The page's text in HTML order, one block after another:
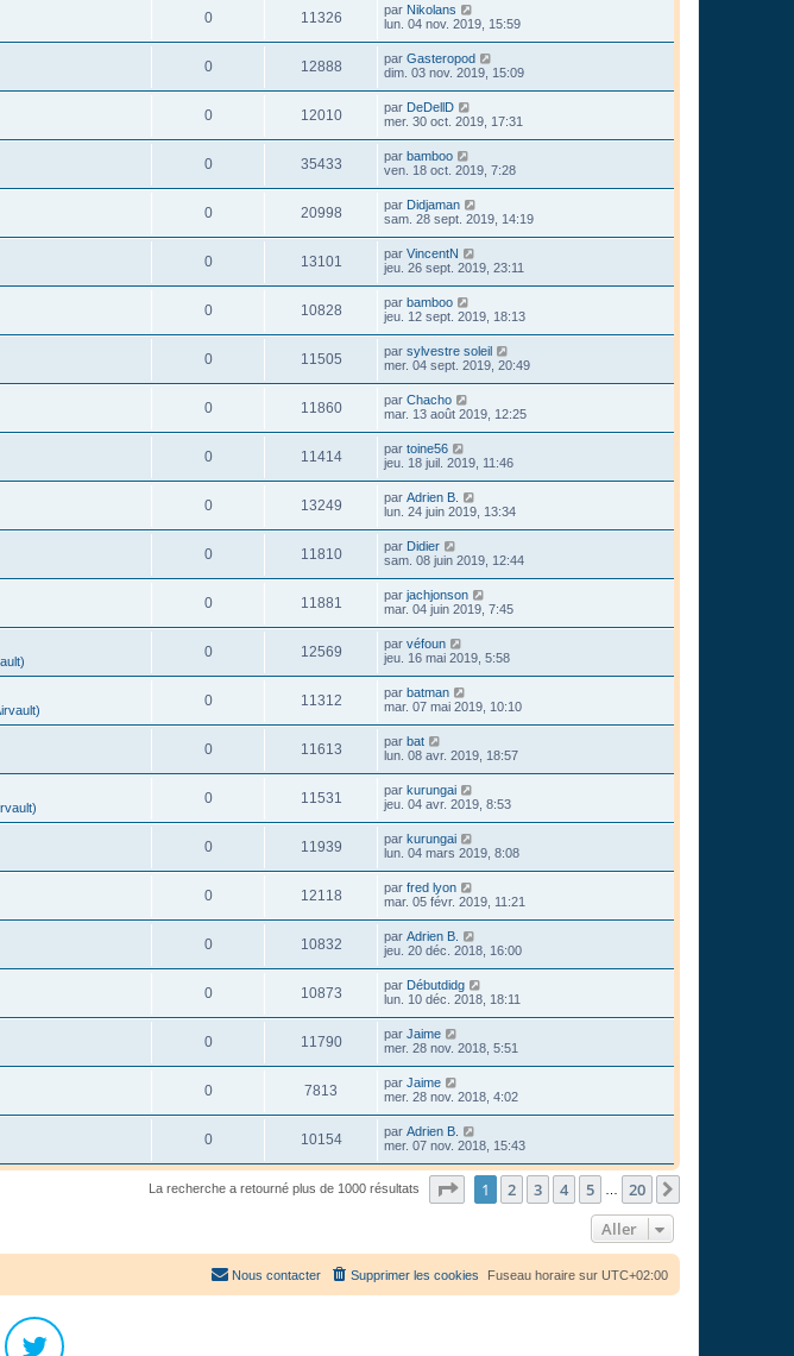
0 11326 par Nikolans
lun. 04 nov. 2019, 15:59
0 12888 par Gasteropod
dim. 03 nov. 2019, 15:09
0 12010 par DeDellD
mer. 30 oct. 2019, 17:31
0 35433 par bamboo
ven. 18 oct. 2019, 7:28
0 20998 par Didjaman
sam. 28 sept. 2019, 14:19
0 13101 par VincentN
jeu. 26 sept. 2019, 23:11
0 10828 par bamboo
jeu. 12 sept. 2019, 18:13
0 11505 par sylvestre soleil
mer. 04 sept. 2019, 20:49
0 11860 par Chacho
mar. 13 août 2019, 12:25
0 11414 par toine56
jeu. 18 juil. 2019, 11:46
0 13249 par Adrien B.
lun. 24 juin 2019, 13:34
0 11810 par Didier
sam. 08 juin 2019, 12:44
0 11881 par jachjonson
mar. 04 juin 2019, 7:45
0 12569 par véfoun
jeu. 16 mai 2019, 5:58
0 11312 par batman
mar. 07 mai 2019, 10:10
0 11613 par bat
lun. 08 avr. 2019, 18:57
0 11531 par kurungai
jeu. 04 avr. 2019, 8:53
0 11939 par kurungai
lun. 04 mars 2019, 8:08
0 12118 par fred lyon
mar. 05 févr. 2019, 11:21
0 10832 par Adrien B.
jeu. 20 déc. 2018, 16:00
0 10873 par Débutdidg
lun. 10 déc. 2018, 18:11
0 11790 par Jaime
mer. 28 nov. 2018, 5:51
0 7813 par Jaime
mer. 28 nov. 2018, 4:02
0 10154 par Adrien B.
mer. 07 nov. 2018, 15:43
La recherche a retourné plus de 1000 résultats Page sur20
1 2 3 4 5 20
Aller
Fuseau horaire sur UTC+02:00
Supprimer les cookies
Nous contacter